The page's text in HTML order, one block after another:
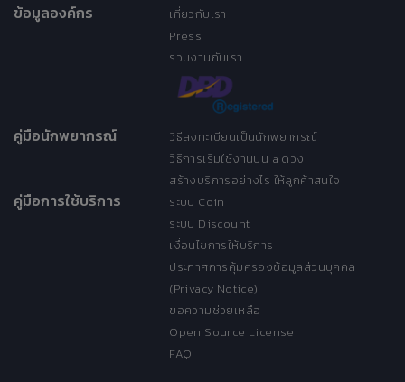
ข้อมูลองค์กร
เกี่ยวกับเรา
Press
ร่วมงานกับเรา
คู่มือนักพยากรณ์
วิธีลงทะเบียนเป็นนักพยากรณ์
วิธีการเริ่มใช้งานบน a ดวง
สร้างบริการอย่างไร ให้ลูกค้าสนใจ
คู่มือการใช้บริการ
ระบบ Coin
ระบบ Discount
เงื่อนไขการให้บริการ
ประกาศการคุ้มครองข้อมูลส่วนบุคคล
(Privacy Notice)
ขอความช่วยเหลือ
Open Source License
FAQ